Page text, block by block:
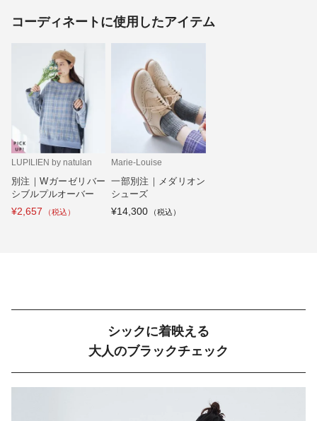
コーディネートに使用したアイテム
LUPILIEN by natulan
別注｜Wガーゼリバー
シブルプルオーバー
¥2,657
Marie-Louise
一部別注｜メダリオン
シューズ
¥14,300
シックに着映える
大人のブラックチェック